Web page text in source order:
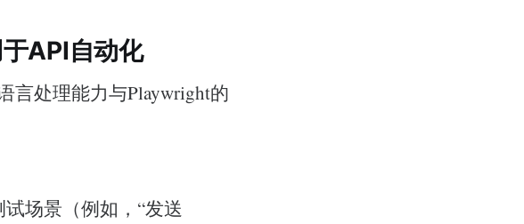
API自动化
言处理能力与Playwright的
场景（例如，“发送